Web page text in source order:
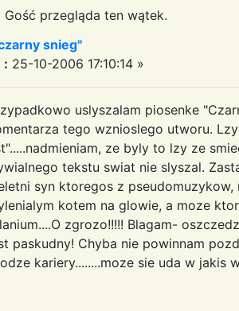
przegląda ten wątek.
snieg"
: 25-10-2006 17:10:14 »
uslyszalam piosenke
tego wznioslego utworu.
ze byly to lzy ze
tekstu swiat nie slyszal.
syn ktoregos z
kotem na glowie, a moze
zgrozo!!!!! Blagam-
paskudny! Chyba nie powinnam
kariery........moze sie uda w jakis